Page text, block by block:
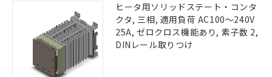
ヒータ用ソリッドステート・コンタ
クタ, 三相, 適用負荷 AC100～240V
25A, ゼロクロス機能あり, 素子数 2,
DINレール取りつけ